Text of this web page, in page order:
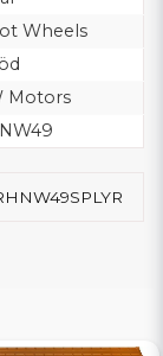
Wheels
Motors